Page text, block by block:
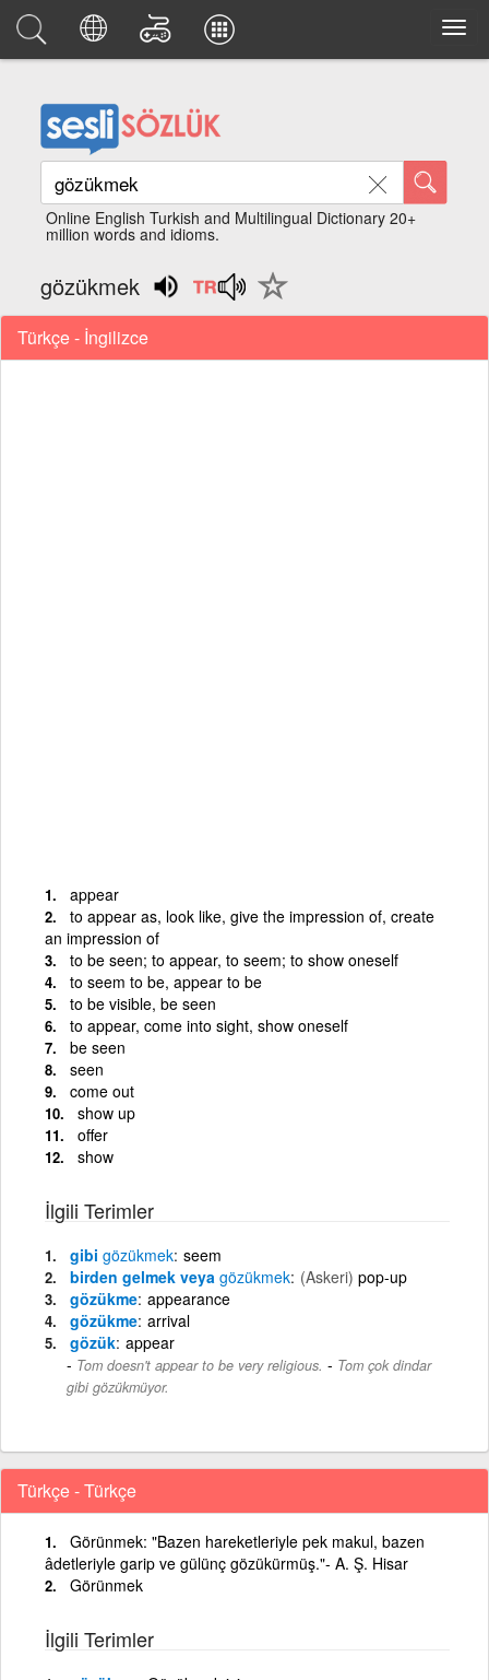
Online English Turkish and Multilingual Dictionary 20+
million words and idioms.
gözükmek
Türkçe - İngilizce
appear
to appear as, look like, give the impression of, create
an impression of
to be seen; to appear, to seem; to show oneself
to seem to be, appear to be
to be visible, be seen
to appear, come into sight, show oneself
be seen
seen
come out
show up
offer
show
İlgili Terimler
gibi gözükmek seem
birden gelmek veya gözükmek (Askeri) pop-up
gözükme appearance
gözükme arrival
gözük appear
Tom doesn't appear to be very religious. - Tom çok dindar
gibi gözükmüyor.
Türkçe - Türkçe
Görünmek: "Bazen hareketleriyle pek makul, bazen
âdetleriyle garip ve gülünç gözükürmüş."- A. Ş. Hisar
Görünmek
İlgili Terimler